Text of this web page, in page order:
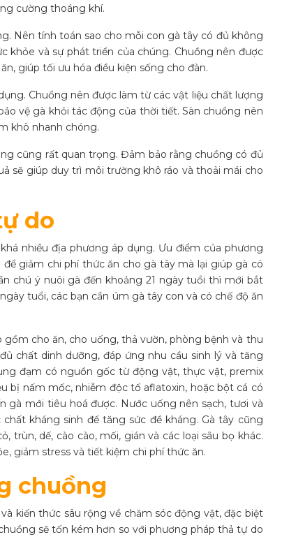
cường thoáng khí.
Nên tính toán sao cho mỗi con gà tây có đủ không
khỏe và sự phát triển của chúng. Chuồng nên được
giúp tối ưu hóa điều kiện sống cho đàn.
Chuồng nên được làm từ các vật liệu chất lượng
vệ gà khỏi tác động của thời tiết. Sàn chuồng nên
khô nhanh chóng.
cũng rất quan trọng. Đảm bảo rằng chuồng có đủ
sẽ giúp duy trì môi trường khô ráo và thoải mái cho
do
nhiều địa phương áp dụng. Ưu điểm của phương
giảm chi phí thức ăn cho gà tây mà lại giúp gà có
chú ý nuôi gà đến khoảng 21 ngày tuổi thì mới bắt
tuổi, các bạn cần úm gà tây con và có chế độ ăn
cho ăn, cho uống, thả vườn, phòng bệnh và thu
chất dinh dưỡng, đáp ứng nhu cầu sinh lý và tăng
đạm có nguồn gốc từ động vật, thực vật, premix
bị nấm mốc, nhiễm độc tố aflatoxin, hoặc bột cá có
gà mới tiêu hoá được. Nước uống nên sạch, tươi và
kháng sinh để tăng sức đề kháng. Gà tây cũng
trùn, dế, cào cào, mối, gián và các loại sâu bọ khác.
giảm stress và tiết kiệm chi phí thức ăn.
chuồng
kiến thức sâu rộng về chăm sóc động vật, đặc biệt
sẽ tốn kém hơn so với phương pháp thả tự do